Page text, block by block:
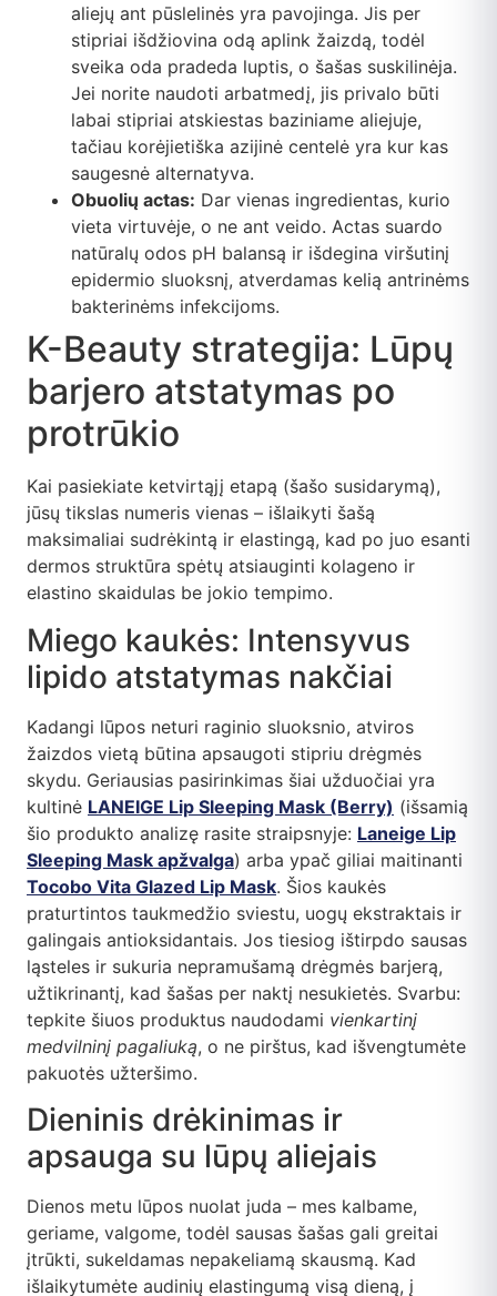
aliejų ant pūslelinės yra pavojinga. Jis per
stipriai išdžiovina odą aplink žaizdą, todėl
sveika oda pradeda luptis, o šašas suskilinėja.
Jei norite naudoti arbatmedį, jis privalo būti
labai stipriai atskiestas baziniame aliejuje,
tačiau korėjietiška azijinė centelė yra kur kas
saugesnė alternatyva.
Obuolių actas: Dar vienas ingredientas, kurio
vieta virtuvėje, o ne ant veido. Actas suardo
natūralų odos pH balansą ir išdegina viršutinį
epidermio sluoksnį, atverdamas kelią antrinėms
bakterinėms infekcijoms.
K-Beauty strategija: Lūpų
barjero atstatymas po
protrūkio
Kai pasiekiate ketvirtąjį etapą (šašo susidarymą),
jūsų tikslas numeris vienas – išlaikyti šašą
maksimaliai sudrėkintą ir elastingą, kad po juo esanti
dermos struktūra spėtų atsiauginti kolageno ir
elastino skaidulas be jokio tempimo.
Miego kaukės: Intensyvus
lipido atstatymas nakčiai
Kadangi lūpos neturi raginio sluoksnio, atviros
žaizdos vietą būtina apsaugoti stipriu drėgmės
skydu. Geriausias pasirinkimas šiai užduočiai yra
kultinė LANEIGE Lip Sleeping Mask (Berry) (išsamią
šio produkto analizę rasite straipsnyje: Laneige Lip
Sleeping Mask apžvalga) arba ypač giliai maitinanti
Tocobo Vita Glazed Lip Mask. Šios kaukės
praturtintos taukmedžio sviestu, uogų ekstraktais ir
galingais antioksidantais. Jos tiesiog ištirpdo sausas
ląsteles ir sukuria nepramušamą drėgmės barjerą,
užtikrinantį, kad šašas per naktį nesukietės. Svarbu:
tepkite šiuos produktus naudodami vienkartinį
medvilninį pagaliuką, o ne pirštus, kad išvengtumėte
pakuotės užteršimo.
Dieninis drėkinimas ir
apsauga su lūpų aliejais
Dienos metu lūpos nuolat juda – mes kalbame,
geriame, valgome, todėl sausas šašas gali greitai
įtrūkti, sukeldamas nepakeliamą skausmą. Kad
išlaikytumėte audinių elastingumą visą dieną, į